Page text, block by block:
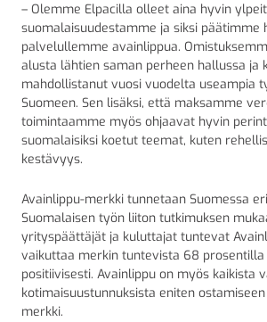
– Olemme Elpacilla olleet aina hyvin
suomalaisuudestamme ja siksi päätimme
palvelullemme avainlippua.
alusta lähtien saman perheen hallussa ja
mahdollistanut vuosi vuodelta useampia
Suomeen. Sen lisäksi, että maksamme
toimintaamme myös ohjaavat hyvin
suomalaisiksi koetut teemat, kuten
kestävyys.
Avainlippu-merkki tunnetaan Suomessa
Suomalaisen työn liiton tutkimuksen
yrityspäättäjät ja kuluttajat tuntevat
vaikuttaa merkin tuntevista 68 prosentilla
positiivisesti. Avainlippu on myös kaikista
kotimaisuustunnuksista eniten
merkki.